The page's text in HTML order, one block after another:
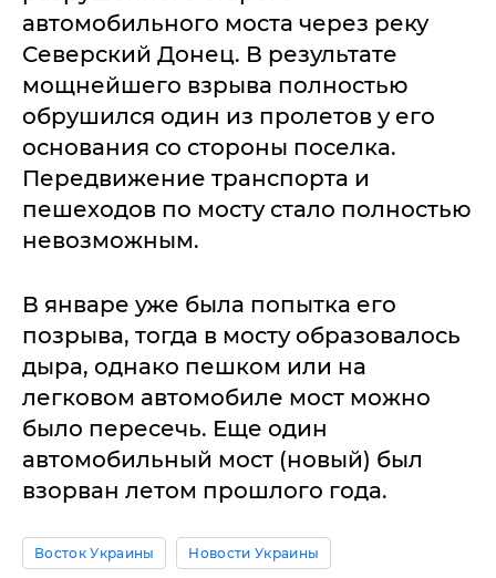
автомобильного моста через реку
Северский Донец. В результате
мощнейшего взрыва полностью
обрушился один из пролетов у его
основания со стороны поселка.
Передвижение транспорта и
пешеходов по мосту стало полностью
невозможным.
В январе уже была попытка его
позрыва, тогда в мосту образовалось
дыра, однако пешком или на
легковом автомобиле мост можно
было пересечь. Еще один
автомобильный мост (новый) был
взорван летом прошлого года.
Восток Украины Новости Украины